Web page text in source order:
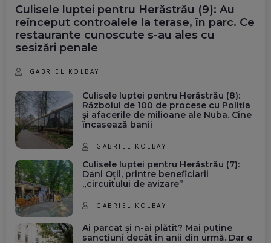
Culisele luptei pentru Herăstrău (9): Au
reînceput controalele la terase, în parc. Ce
restaurante cunoscute s-au ales cu
sesizări penale
GABRIEL KOLBAY
Culisele luptei pentru Herăstrău (8):
Războiul de 100 de procese cu Poliția
și afacerile de milioane ale Nuba. Cine
încasează banii
GABRIEL KOLBAY
Culisele luptei pentru Herăstrău (7):
Dani Oțil, printre beneficiarii
„circuitului de avizare”
GABRIEL KOLBAY
Ai parcat și n-ai plătit? Mai puține
sancțiuni decât în anii din urmă. Dar e